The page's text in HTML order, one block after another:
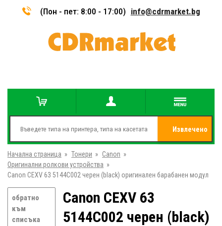
(Пон - пет: 8:00 - 17:00) info@cdrmarket.bg
Извлечено
Начална страница » Тонери » Canon »
Оригинални ролкови устройства »
Canon CEXV 63 5144C002 черен (black) оригинален барабанен модул
обратно
към
списъка
Canon CEXV 63
5144C002 черен (black)